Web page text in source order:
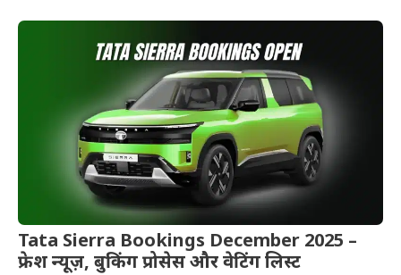
Tata Sierra Bookings December 2025 –
फ्रेश न्यूज़, बुकिंग प्रोसेस और वेटिंग लिस्ट